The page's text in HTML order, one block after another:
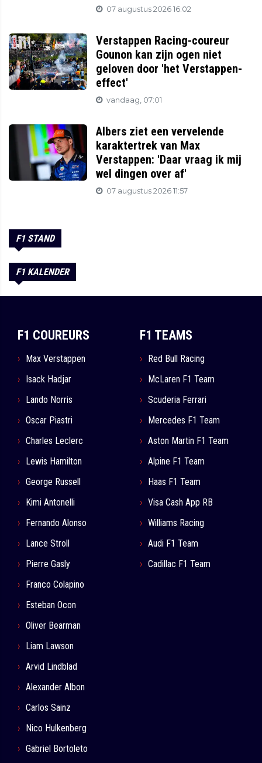
07 augustus 2026 16:02
Verstappen Racing-coureur
Gounon kan zijn ogen niet
geloven door 'het Verstappen-
effect'
vandaag, 07:01
Albers ziet een vervelende
karaktertrek van Max
Verstappen: 'Daar vraag ik mij
wel dingen over af'
07 augustus 2026 11:57
F1 STAND
F1 KALENDER
F1 COUREURS
Max Verstappen
Isack Hadjar
Lando Norris
Oscar Piastri
Charles Leclerc
Lewis Hamilton
George Russell
Kimi Antonelli
Fernando Alonso
Lance Stroll
Pierre Gasly
Franco Colapino
Esteban Ocon
Oliver Bearman
Liam Lawson
Arvid Lindblad
Alexander Albon
Carlos Sainz
Nico Hulkenberg
Gabriel Bortoleto
F1 TEAMS
Red Bull Racing
McLaren F1 Team
Scuderia Ferrari
Mercedes F1 Team
Aston Martin F1 Team
Alpine F1 Team
Haas F1 Team
Visa Cash App RB
Williams Racing
Audi F1 Team
Cadillac F1 Team